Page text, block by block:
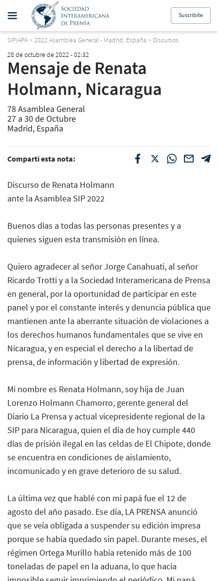
Suscribite
SIPIAPA> 2022 Asamblea General - Madrid, España > Discursos
28 de octubre de 2022 - 02:32
Mensaje de Renata
Holmann, Nicaragua
78 Asamblea General
27 a 30 de Octubre
Madrid, España
Compartí esta nota:
Discurso de Renata Holmann
ante la Asamblea SIP 2022
Buenos días a todas las personas presentes y a
quienes siguen esta transmisión en línea.
Quiero agradecer al señor Jorge Canahuati, al señor
Ricardo Trotti y a la Sociedad Interamericana de Prensa
en general, por la oportunidad de participar en este
panel y por el constante interés y denuncia pública que
mantienen ante la aberrante situación de violaciones a
los derechos humanos fundamentales que se vive en
Nicaragua, y en especial el derecho a la libertad de
prensa, de información y libertad de expresión.
Mi nombre es Renata Holmann, soy hija de Juan
Lorenzo Holmann Chamorro, gerente general del
Diario La Prensa y actual vicepresidente regional de la
SIP para Nicaragua, quien el día de hoy cumple 440
días de prisión ilegal en las celdas de El Chipote, donde
se encuentra en condiciones de aislamiento,
incomunicado y en grave deterioro de su salud.
La última vez que hablé con mi papá fue el 12 de
agosto del año pasado. Ese día, LA PRENSA anunció
que se veía obligada a suspender su edición impresa
porque se había quedado sin papel. Durante meses, el
régimen Ortega Murillo había retenido más de 100
toneladas de papel en la aduana, lo que hacía